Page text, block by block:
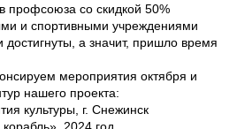
профсоюза со скидкой 50%
и спортивными учреждениями
достигнуты, а значит, пришло время
мероприятия октября и
нашего проекта:
культуры, г. Снежинск
2024 год